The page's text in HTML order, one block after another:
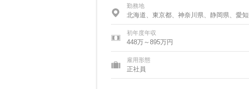
勤務地
北海道、東京都、神奈川県、静岡県、愛
初年度年収
448万～895万円
雇用形態
正社員